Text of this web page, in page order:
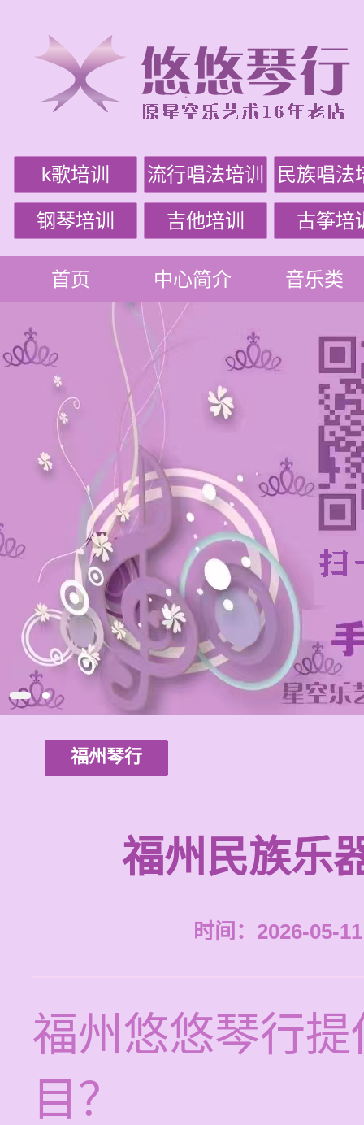
k歌培训 流行唱法培训 民族唱法
钢琴培训 吉他培训 古筝培
首页 中心简介 音乐类
福州琴行
福州民族乐
时间：2026-05-
福州悠悠琴行
目？